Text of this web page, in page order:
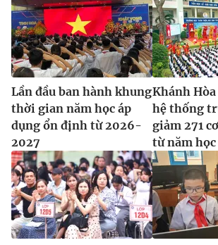
Lần đầu ban hành khung
thời gian năm học áp
dụng ổn định từ 2026-
2027
Khánh
hệ thống
giảm 271
từ năm